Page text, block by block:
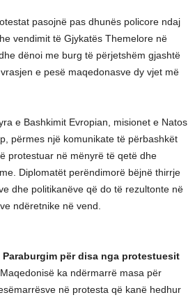
pasojnë pas dhunës policore ndaj
vendimit të Gjykatës Themelore në
dënoi me burg të përjetshëm gjashtë
e pesë maqedonasve dy vjet më
e Bashkimit Evropian, misionet e Natos
përmes një komunikate të përbashkët
protestuar në mënyrë të qetë dhe
Diplomatët perëndimorë bëjnë thirrje
dhe politikanëve që do të rezultonte në
ndëretnike në vend.
për disa nga protestuesit
ka ndërmarrë masa për
në protesta që kanë hedhur